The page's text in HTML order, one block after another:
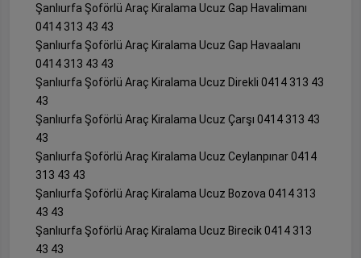
Şanlıurfa Şoförlü Araç Kiralama Ucuz Gap Havalimanı
0414 313 43 43
Şanlıurfa Şoförlü Araç Kiralama Ucuz Gap Havaalanı
0414 313 43 43
Şanlıurfa Şoförlü Araç Kiralama Ucuz Direkli 0414 313 43
43
Şanlıurfa Şoförlü Araç Kiralama Ucuz Çarşı 0414 313 43
43
Şanlıurfa Şoförlü Araç Kiralama Ucuz Ceylanpınar 0414
313 43 43
Şanlıurfa Şoförlü Araç Kiralama Ucuz Bozova 0414 313
43 43
Şanlıurfa Şoförlü Araç Kiralama Ucuz Birecik 0414 313
43 43